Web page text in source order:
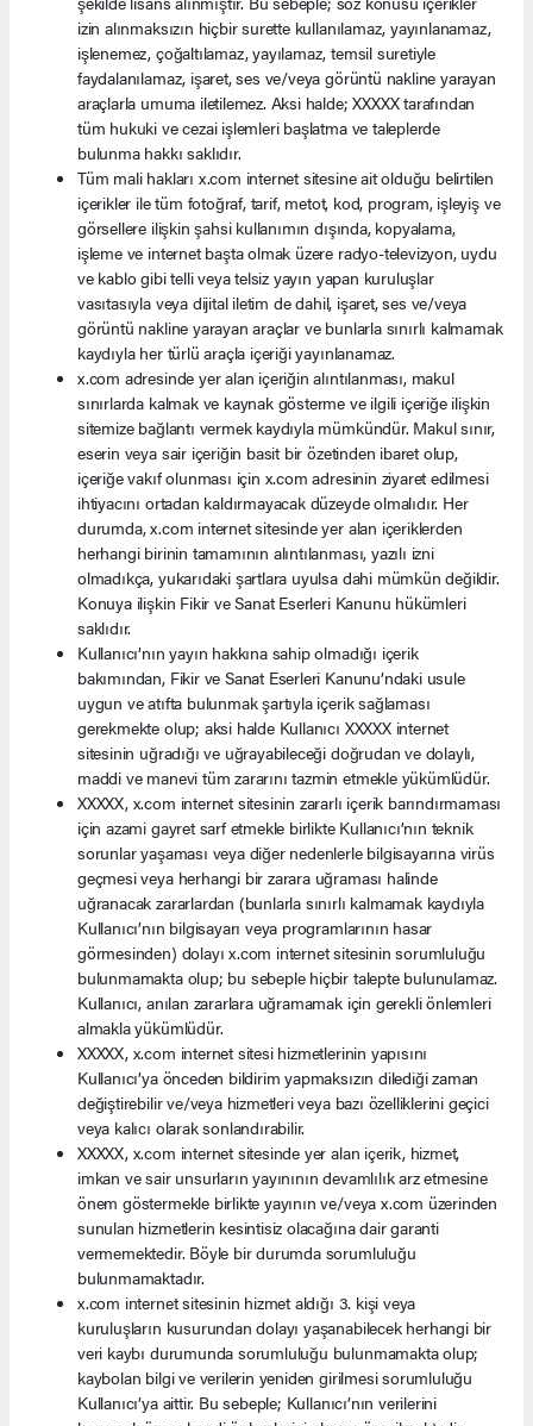
izin alınmaksızın hiçbir surette kullanılamaz, yayınlanamaz,
işlenemez, çoğaltılamaz, yayılamaz, temsil suretiyle
faydalanılamaz, işaret, ses ve/veya görüntü nakline yarayan
araçlarla umuma iletilemez. Aksi halde; XXXXX tarafından
tüm hukuki ve cezai işlemleri başlatma ve taleplerde
bulunma hakkı saklıdır.
Tüm mali hakları x.com internet sitesine ait olduğu belirtilen
içerikler ile tüm fotoğraf, tarif, metot, kod, program, işleyiş ve
görsellere ilişkin şahsi kullanımın dışında, kopyalama,
işleme ve internet başta olmak üzere radyo-televizyon, uydu
ve kablo gibi telli veya telsiz yayın yapan kuruluşlar
vasıtasıyla veya dijital iletim de dahil, işaret, ses ve/veya
görüntü nakline yarayan araçlar ve bunlarla sınırlı kalmamak
kaydıyla her türlü araçla içeriği yayınlanamaz.
x.com adresinde yer alan içeriğin alıntılanması, makul
sınırlarda kalmak ve kaynak gösterme ve ilgili içeriğe ilişkin
sitemize bağlantı vermek kaydıyla mümkündür. Makul sınır,
eserin veya sair içeriğin basit bir özetinden ibaret olup,
içeriğe vakıf olunması için x.com adresinin ziyaret edilmesi
ihtiyacını ortadan kaldırmayacak düzeyde olmalıdır. Her
durumda, x.com internet sitesinde yer alan içeriklerden
herhangi birinin tamamının alıntılanması, yazılı izni
olmadıkça, yukarıdaki şartlara uyulsa dahi mümkün değildir.
Konuya ilişkin Fikir ve Sanat Eserleri Kanunu hükümleri
saklıdır.
Kullanıcı’nın yayın hakkına sahip olmadığı içerik
bakımından, Fikir ve Sanat Eserleri Kanunu’ndaki usule
uygun ve atıfta bulunmak şartıyla içerik sağlaması
gerekmekte olup; aksi halde Kullanıcı XXXXX internet
sitesinin uğradığı ve uğrayabileceği doğrudan ve dolaylı,
maddi ve manevi tüm zararını tazmin etmekle yükümlüdür.
XXXXX, x.com internet sitesinin zararlı içerik barındırmaması
için azami gayret sarf etmekle birlikte Kullanıcı’nın teknik
sorunlar yaşaması veya diğer nedenlerle bilgisayarına virüs
geçmesi veya herhangi bir zarara uğraması halinde
uğranacak zararlardan (bunlarla sınırlı kalmamak kaydıyla
Kullanıcı’nın bilgisayarı veya programlarının hasar
görmesinden) dolayı x.com internet sitesinin sorumluluğu
bulunmamakta olup; bu sebeple hiçbir talepte bulunulamaz.
Kullanıcı, anılan zararlara uğramamak için gerekli önlemleri
almakla yükümlüdür.
XXXXX, x.com internet sitesi hizmetlerinin yapısını
Kullanıcı’ya önceden bildirim yapmaksızın dilediği zaman
değiştirebilir ve/veya hizmetleri veya bazı özelliklerini geçici
veya kalıcı olarak sonlandırabilir.
XXXXX, x.com internet sitesinde yer alan içerik, hizmet,
imkan ve sair unsurların yayınının devamlılık arz etmesine
önem göstermekle birlikte yayının ve/veya x.com üzerinden
sunulan hizmetlerin kesintisiz olacağına dair garanti
vermemektedir. Böyle bir durumda sorumluluğu
bulunmamaktadır.
x.com internet sitesinin hizmet aldığı 3. kişi veya
kuruluşların kusurundan dolayı yaşanabilecek herhangi bir
veri kaybı durumunda sorumluluğu bulunmamakta olup;
kaybolan bilgi ve verilerin yeniden girilmesi sorumluluğu
Kullanıcı’ya aittir. Bu sebeple; Kullanıcı’nın verilerini